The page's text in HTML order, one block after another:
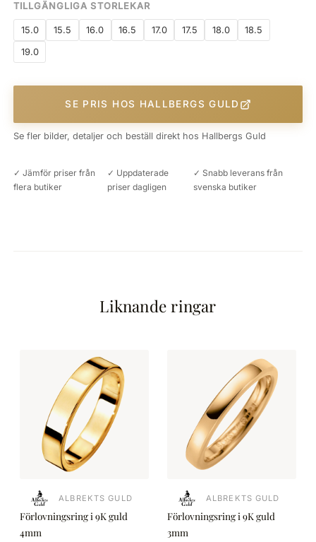
TILLGÄNGLIGA STORLEKAR
15.0 15.5 16.0 16.5 17.0 17.5 18.0 18.5
19.0
SE PRIS HOS HALLBERGS GULD
Se fler bilder, detaljer och beställ direkt hos Hallbergs Guld
✓ Jämför priser från
flera butiker
✓ Uppdaterade
priser dagligen
✓ Snabb leverans från
svenska butiker
Liknande ringar
ALBREKTS GULD
Förlovningsring i 9K guld
4mm
ALBREKTS GULD
Förlovningsring i 9K guld
3mm